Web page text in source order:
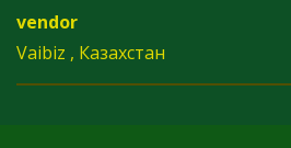
vendor
Vaibiz , Казахстан